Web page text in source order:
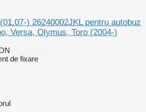
) 26240002JKL pentru autobuz
Versa, Olymus, Toro (2004-)
de fixare